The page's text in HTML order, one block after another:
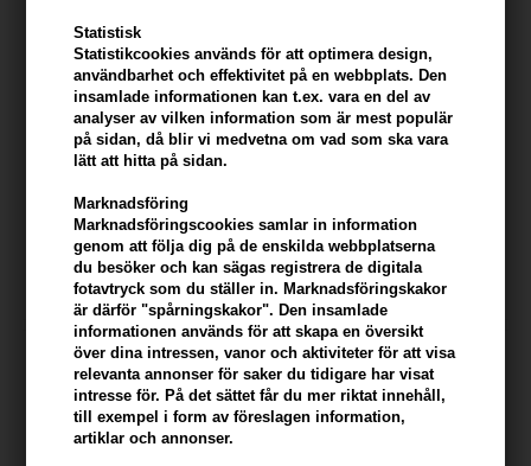
Statistisk
Statistikcookies används för att optimera design,
användbarhet och effektivitet på en webbplats. Den
insamlade informationen kan t.ex. vara en del av
analyser av vilken information som är mest populär
på sidan, då blir vi medvetna om vad som ska vara
lätt att hitta på sidan.
Marknadsföring
Marknadsföringscookies samlar in information
genom att följa dig på de enskilda webbplatserna
du besöker och kan sägas registrera de digitala
fotavtryck som du ställer in. Marknadsföringskakor
är därför "spårningskakor". Den insamlade
informationen används för att skapa en översikt
över dina intressen, vanor och aktiviteter för att visa
relevanta annonser för saker du tidigare har visat
intresse för. På det sättet får du mer riktat innehåll,
till exempel i form av föreslagen information,
artiklar och annonser.
142,00 SEK
142,00 SEK